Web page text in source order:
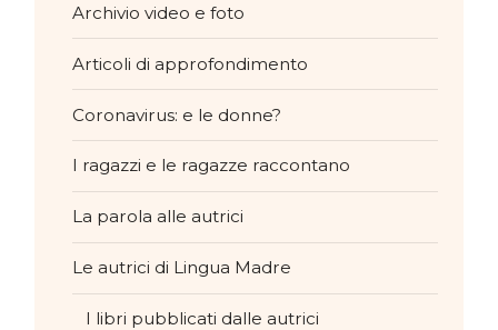
Archivio video e foto
Articoli di approfondimento
Coronavirus: e le donne?
I ragazzi e le ragazze raccontano
La parola alle autrici
Le autrici di Lingua Madre
I libri pubblicati dalle autrici